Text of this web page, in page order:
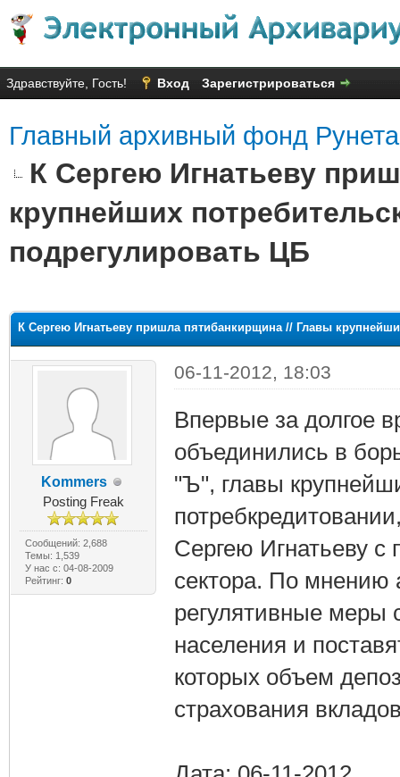
Здравствуйте, Гость! Вход Зарегистрироваться
Главный архивный фонд Рунета
К Сергею Игнатьеву
крупнейших
подрегулировать ЦБ
К Сергею Игнатьеву пришла пятибанкирщина // Главы
Kommers
Posting Freak
Сообщений: 2,688
Темы: 1,539
У нас с: 04-08-2009
Рейтинг: 0
06-11-2012, 18:03
Впервые за долгое
объединились в
"Ъ", главы
Сергею Игнатьеву с
сектора. По мнению
регулятивные меры
населения и
которых объем
страхования